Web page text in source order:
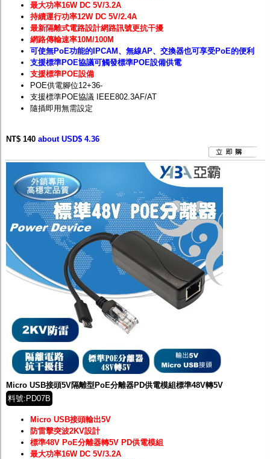
最大功率16W DC 5V/3.2A
持續運行功率12W DC 5V/2.4A
最新隔離式電路設計網路訊號更抗干擾
網路傳輸速率10M/100M
可使無PoE功能的IPCAM、無線AP、交換器也可享受PoE的便利
支援標準POE協議可觸發標準POE設備供電
支援標準POE設備
POE供電腳位12+36-
支援標準POE協議 IEEE802.3AF/AT
隨插即用無需設定
NT$ 140 about USD$ 4.36
Micro USB接頭5V隔離型PoE分離器PD供電模組標準48V轉5V
料號:PD07B
Micro USB接頭輸出5V
防雷擊突波2KV設計
標準48V PoE分離器轉5V PD供電模組
最大功率16W DC 5V/3.2A